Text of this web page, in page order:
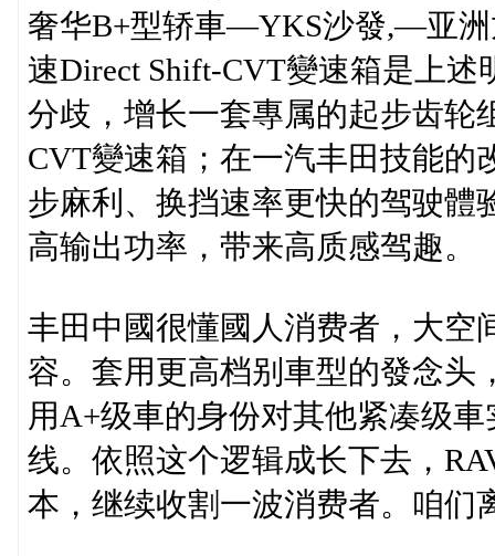
奢华B+型轿車—YKS沙發,—亚洲
速Direct Shift-CVT變速箱是上
分歧，增长一套專属的起步齿轮
CVT變速箱；在一汽丰田技能的
步麻利、换挡速率更快的驾驶體
高输出功率，带来高质感驾趣。
丰田中國很懂國人消费者，大空
容。套用更高档别車型的發念
用A+级車的身份对其他紧凑级
线。依照这个逻辑成长下去，
本，继续收割一波消费者。咱们